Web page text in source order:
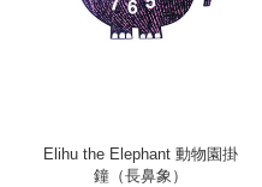
Elihu the Elephant 動物園掛
鐘（長鼻象）